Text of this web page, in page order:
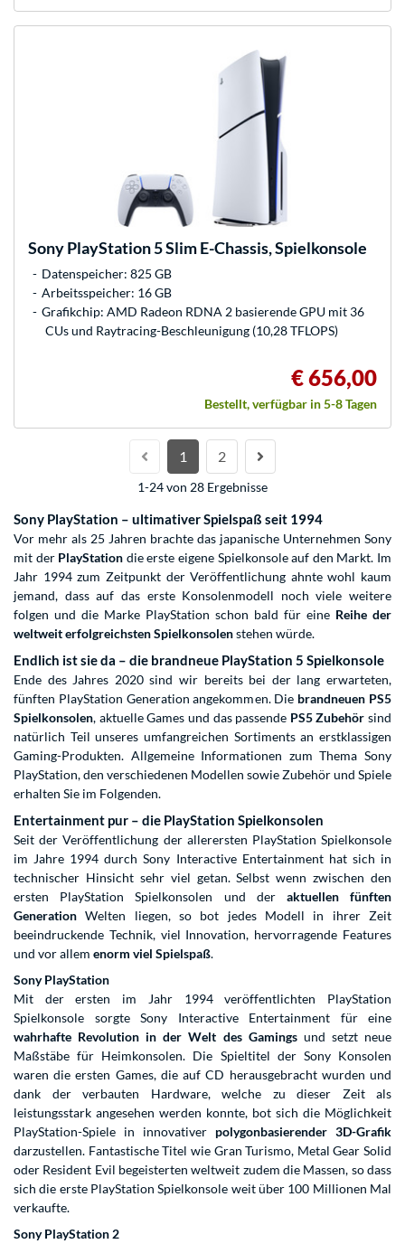
SonyPlayStation 5 Slim E-Chassis, Spielkonsole
Datenspeicher: 825 GB
Arbeitsspeicher: 16 GB
Grafikchip: AMD Radeon RDNA 2 basierende GPU mit 36
CUs und Raytracing-Beschleunigung (10,28 TFLOPS)
€ 656,00
Bestellt, verfügbar in 5-8 Tagen
1 2
1-24 von 28 Ergebnisse
Sony PlayStation – ultimativer Spielspaß seit 1994
Vor mehr als 25 Jahren brachte das japanische Unternehmen Sony
mit der PlayStation die erste eigene Spielkonsole auf den Markt. Im
Jahr 1994 zum Zeitpunkt der Veröffentlichung ahnte wohl kaum
jemand, dass auf das erste Konsolenmodell noch viele weitere
folgen und die Marke PlayStation schon bald für eine Reihe der
weltweit erfolgreichsten Spielkonsolenstehen würde.
Endlich ist sie da – die brandneue PlayStation 5 Spielkonsole
Ende des Jahres 2020 sind wir bereits bei der lang erwarteten,
fünften PlayStation Generation angekommen. Die brandneuen PS5
Spielkonsolen, aktuelle Games und das passende PS5 Zubehör sind
natürlich Teil unseres umfangreichen Sortiments an erstklassigen
Gaming-Produkten. Allgemeine Informationen zum Thema Sony
PlayStation, den verschiedenen Modellen sowie Zubehör und Spiele
erhalten Sie im Folgenden.
Entertainment pur – die PlayStation Spielkonsolen
Seit der Veröffentlichung der allerersten PlayStation Spielkonsole
im Jahre 1994 durch Sony Interactive Entertainment hat sich in
technischer Hinsicht sehr viel getan. Selbst wenn zwischen den
ersten PlayStation Spielkonsolen und der aktuellen fünften
Generation Welten liegen, so bot jedes Modell in ihrer Zeit
beeindruckende Technik, viel Innovation, hervorragende Features
und vor allem enorm viel Spielspaß.
Sony PlayStation
Mit der ersten im Jahr 1994 veröffentlichten PlayStation
Spielkonsole sorgte Sony Interactive Entertainment für eine
wahrhafte Revolution in der Welt des Gamingsund setzt neue
Maßstäbe für Heimkonsolen. Die Spieltitel der Sony Konsolen
waren die ersten Games, die auf CD herausgebracht wurden und
dank der verbauten Hardware, welche zu dieser Zeit als
leistungsstark angesehen werden konnte, bot sich die Möglichkeit
PlayStation-Spiele in innovativer polygonbasierender 3D-Grafik
darzustellen. Fantastische Titel wie Gran Turismo, Metal Gear Solid
oder Resident Evil begeisterten weltweit zudem die Massen, so dass
sich die erste PlayStation Spielkonsole weit über 100 Millionen Mal
verkaufte.
Sony PlayStation 2